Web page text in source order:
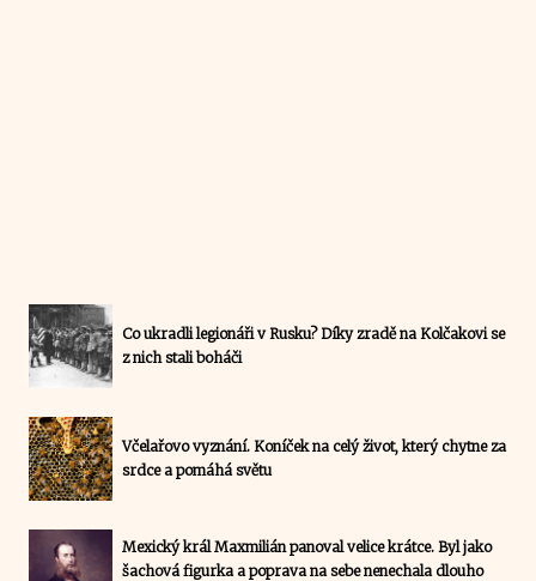
Co ukradli legionáři v Rusku? Díky zradě na Kolčakovi se
z nich stali boháči
Včelařovo vyznání. Koníček na celý život, který chytne za
srdce a pomáhá světu
Mexický král Maxmilián panoval velice krátce. Byl jako
šachová figurka a poprava na sebe nenechala dlouho